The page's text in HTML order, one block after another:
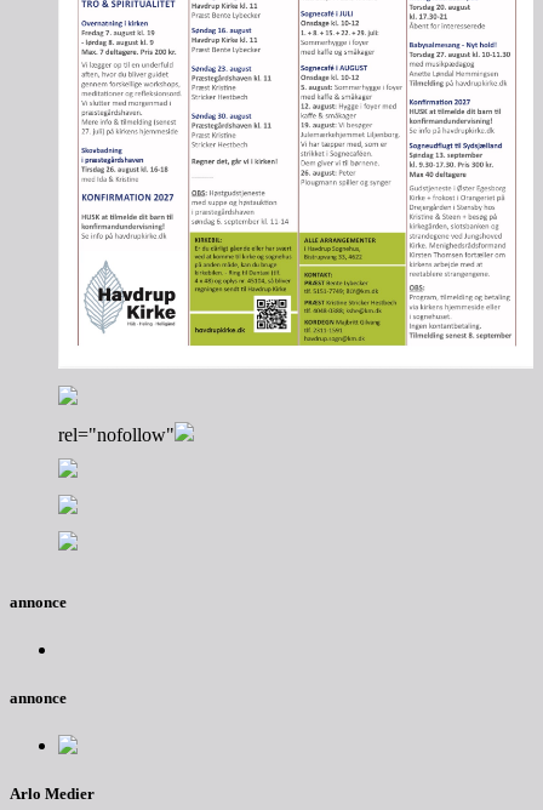
rel="nofollow"
annonce
annonce
Arlo Medier